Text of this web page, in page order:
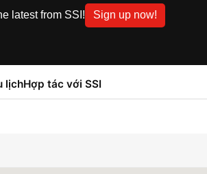
latest from SSI! Sign up now!
lịchHợp tác với SSI